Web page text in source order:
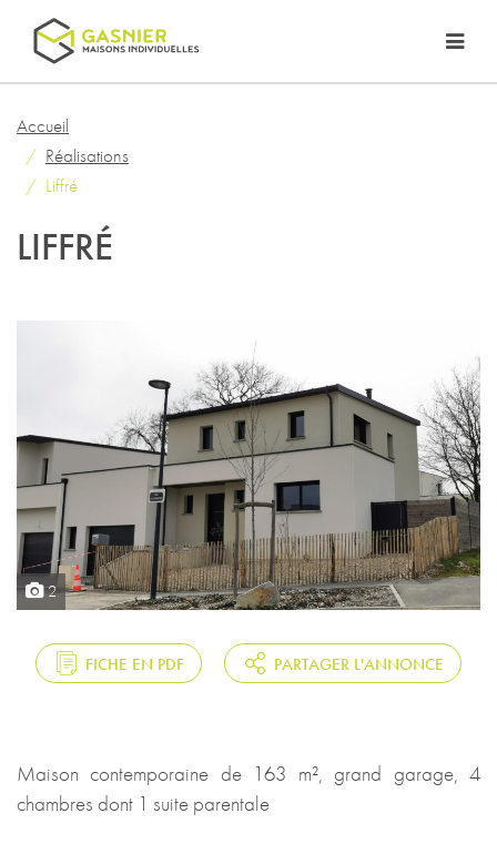
Accueil
Réalisations
Liffré
LIFFRÉ
2
FICHE EN PDF PARTAGER L'ANNONCE
Maison contemporaine de 163 m², grand garage, 4
chambres dont 1 suite parentale